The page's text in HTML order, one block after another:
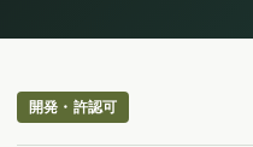
開発・許認可